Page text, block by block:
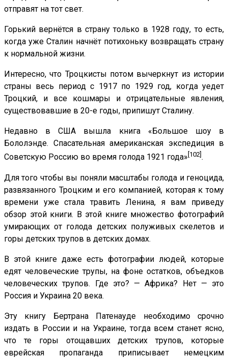
отправят на тот свет.
Горький вернётся в страну только в 1928 году, то есть,
когда уже Сталин начнёт потихоньку возвращать страну
к нормальной жизни.
Интересно, что Троцкисты потом вычеркнут из истории
страны весь период с 1917 по 1929 год, когда уедет
Троцкий, и все кошмары и отрицательные явления,
существовавшие в 20-е годы, припишут Сталину.
Недавно в США вышла книга «Большое шоу в
Бололэнде. Спасательная американская экспедиция в
Советскую Россию во время голода 1921 года» [102] .
Для того чтобы вы поняли масштабы голода и геноцида,
развязанного Троцким и его компанией, которая к тому
времени уже стала травить Ленина, я вам приведу
обзор этой книги. В этой книге множество фотографий
умирающих от голода детских полуживых скелетов и
горы детских трупов в детских домах.
В этой книге даже есть фотографии людей, которые
едят человеческие трупы, на фоне остатков, объедков
человеческих трупов. Где это? — Африка? Нет — это
Россия и Украина 20 века.
Эту книгу Бертрана Патенауде необходимо срочно
издать в России и на Украине, тогда всем станет ясно,
что те горы отощавших детских трупов, которые
еврейская пропаганда приписывает немецким